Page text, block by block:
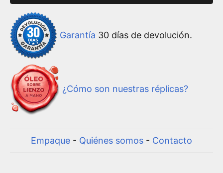
Garantía 30 días de devolución.
¿Cómo son nuestras réplicas?
Empaque - Quiénes somos - Contacto